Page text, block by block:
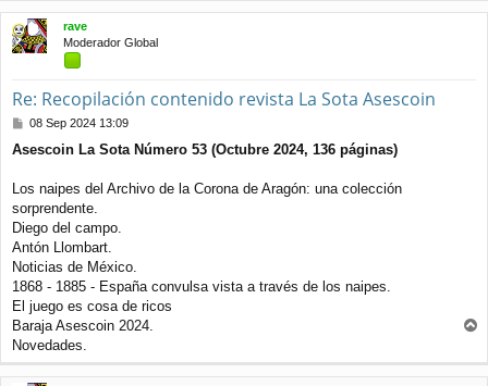
i
rave
Moderador Global
Re: Recopilación contenido revista La Sota Asescoin
M
n
a
j
08 Sep 2024 13:09
Asescoin La Sota Número 53 (Octubre 2024, 136 páginas)
Los naipes del Archivo de la Corona de Aragón: una colección
sorprendente.
Diego del campo.
Antón Llombart.
Noticias de México.
1868 - 1885 - España convulsa vista a través de los naipes.
El juego es cosa de ricos
Baraja Asescoin 2024.
Novedades.
r
i